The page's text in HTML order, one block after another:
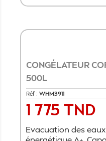
CONGÉLATEUR
500L
Réf : WHM3911
Prix
1 775 TND
Evacuation des